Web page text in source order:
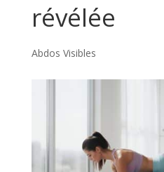
révélée
Abdos Visibles